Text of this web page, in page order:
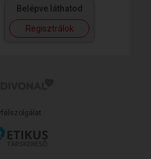
Belépve láthatod
Regisztrálok